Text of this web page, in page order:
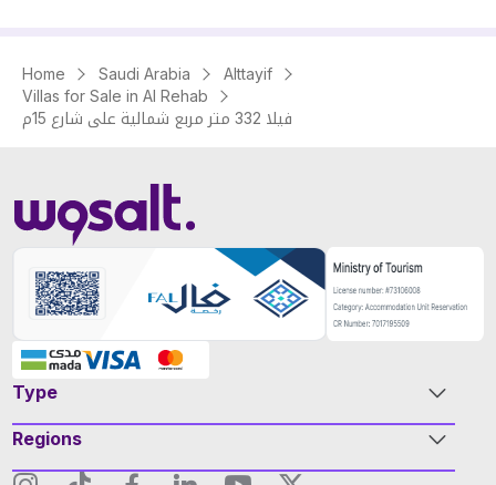
Home Saudi Arabia
Alttayif
Villas for Sale in Al Rehab
فيلا 332 متر مربع شمالية على شارع 15م
Type
Regions